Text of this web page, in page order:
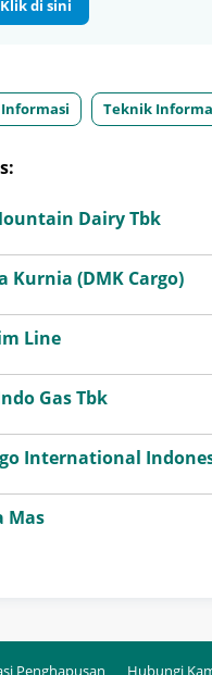
Klik di sini
Teknik
Dairy Tbk
Kurnia (DMK Cargo)
Line
Gas Tbk
International
Mas
Penghapusan Hubungi